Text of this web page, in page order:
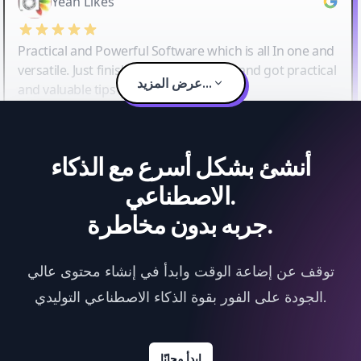
Practical and Powerful Software which is all In one and
versatile. Just finished their workshop and got practical
and valuable tips and tricks.
عرض المزيد...
أنشئ بشكل أسرع مع الذكاء
الاصطناعي.
جربه بدون مخاطرة.
توقف عن إضاعة الوقت وابدأ في إنشاء محتوى عالي
الجودة على الفور بقوة الذكاء الاصطناعي التوليدي.